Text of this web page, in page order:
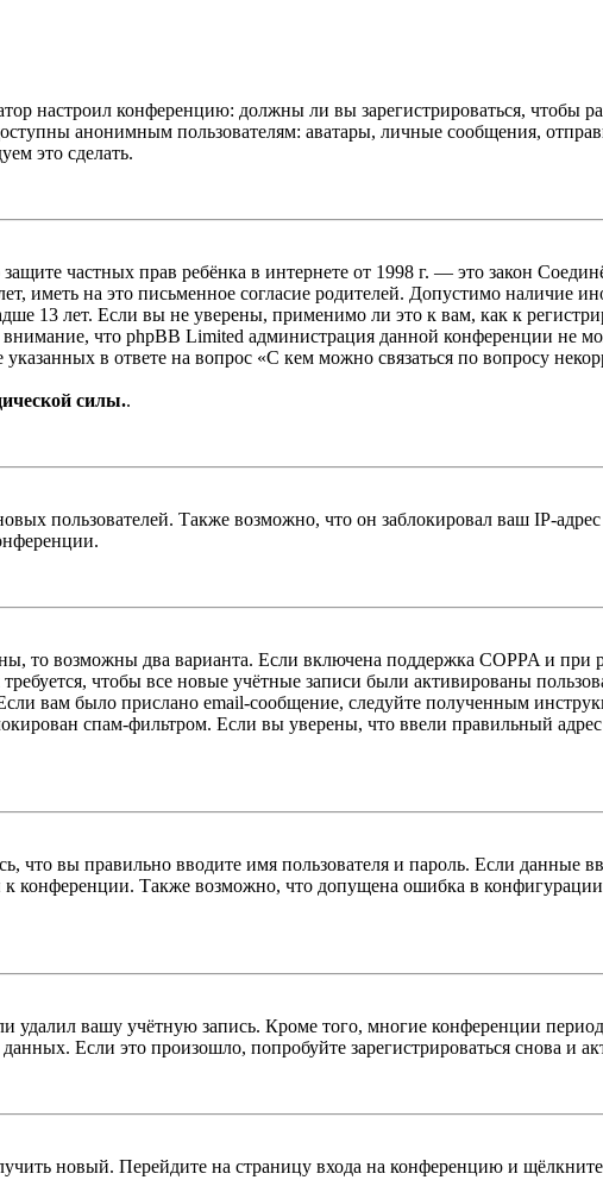
настроил конференцию: должны ли вы зарегистрироваться, чтобы
анонимным пользователям: аватары, личные сообщения,
это сделать.
частных прав ребёнка в интернете от 1998 г. — это закон
иметь на это письменное согласие родителей. Допустимо наличие
13 лет. Если вы не уверены, применимо ли это к вам, как к
что phpBB Limited администрация данной конференции не
в ответе на вопрос «С кем можно связаться по вопросу
силы..
пользователей. Также возможно, что он заблокировал ваш IP-
то возможны два варианта. Если включена поддержка COPPA и при
чтобы все новые учётные записи были активированы
вам было прислано email-сообщение, следуйте полученным
спам-фильтром. Если вы уверены, что ввели правильный адрес
что вы правильно вводите имя пользователя и пароль. Если данные
конференции. Также возможно, что допущена ошибка в
вашу учётную запись. Кроме того, многие конференции
Если это произошло, попробуйте зарегистрироваться снова и
новый. Перейдите на страницу входа на конференцию и